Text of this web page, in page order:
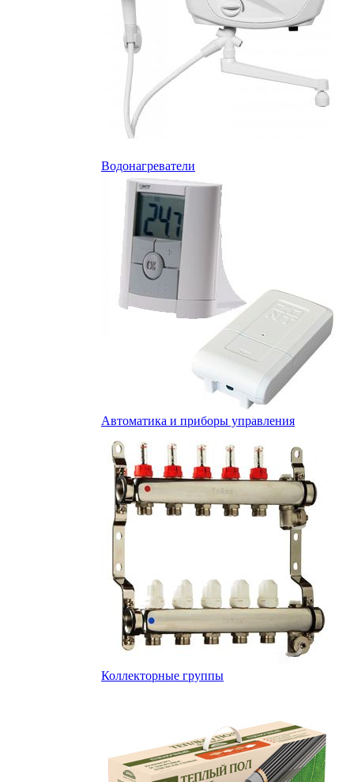
Водонагреватели
Автоматика и приборы управления
Коллекторные группы